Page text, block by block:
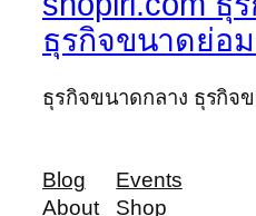
ธุรกิจขนาดย่อ
ธุรกิจขนาดกลาง ธุรกิจ
Blog
About
Events
Shop